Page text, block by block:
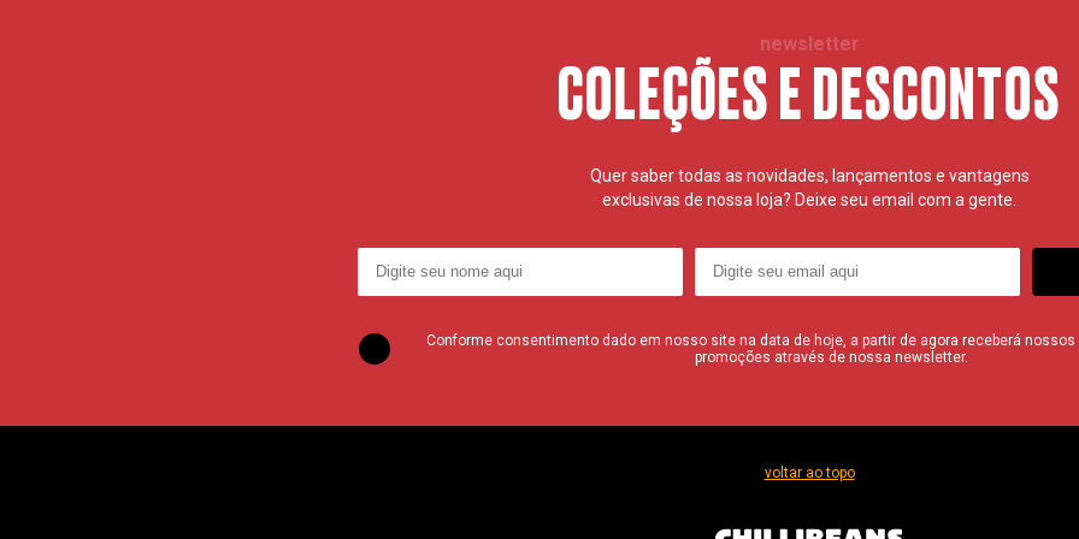
newsletter
COLEÇÕES E DESCONTOS
Quer saber todas as novidades, lançamentos e vantagens
exclusivas de nossa loja? Deixe seu email com a gente.
Conforme consentimento dado em nosso site na data de hoje, a partir de agora receberá
promoções através de nossa newsletter.
voltar ao topo